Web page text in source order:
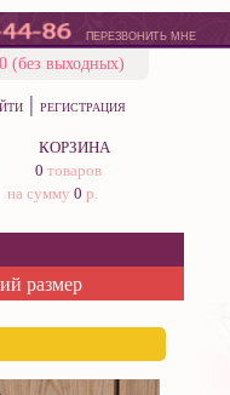
ПЕРЕЗВОНИТЬ МНЕ
(без выходных)
| РЕГИСТРАЦИЯ
КОРЗИНА
0 товаров
на сумму 0 р.
размер